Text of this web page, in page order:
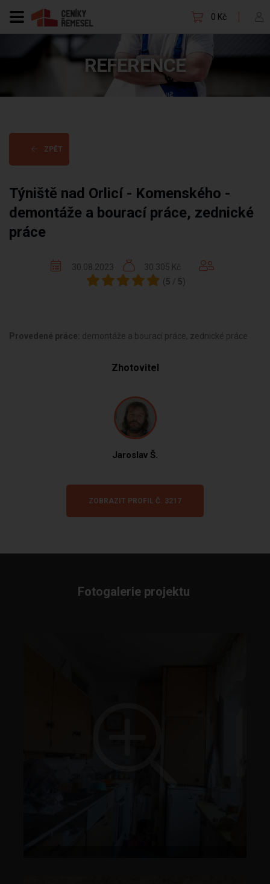
0 Kč
REFERENCE
ZPĚT
Týniště nad Orlicí - Komenského -
demontáže a bourací práce, zednické
práce
30.08.2023
30 305 Kč
( 5 / 5)
Provedené práce: demontáže a bourací práce, zednické práce
Zhotovitel
Jaroslav Š.
ZOBRAZIT PROFIL Č. 3217
Fotogalerie projektu